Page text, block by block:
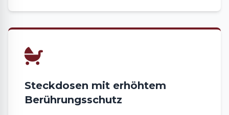
Steckdosen mit erhöhtem
Berührungsschutz